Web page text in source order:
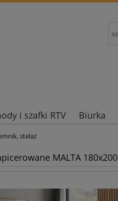
i szafki RTV Biurka
stelaż
MALTA